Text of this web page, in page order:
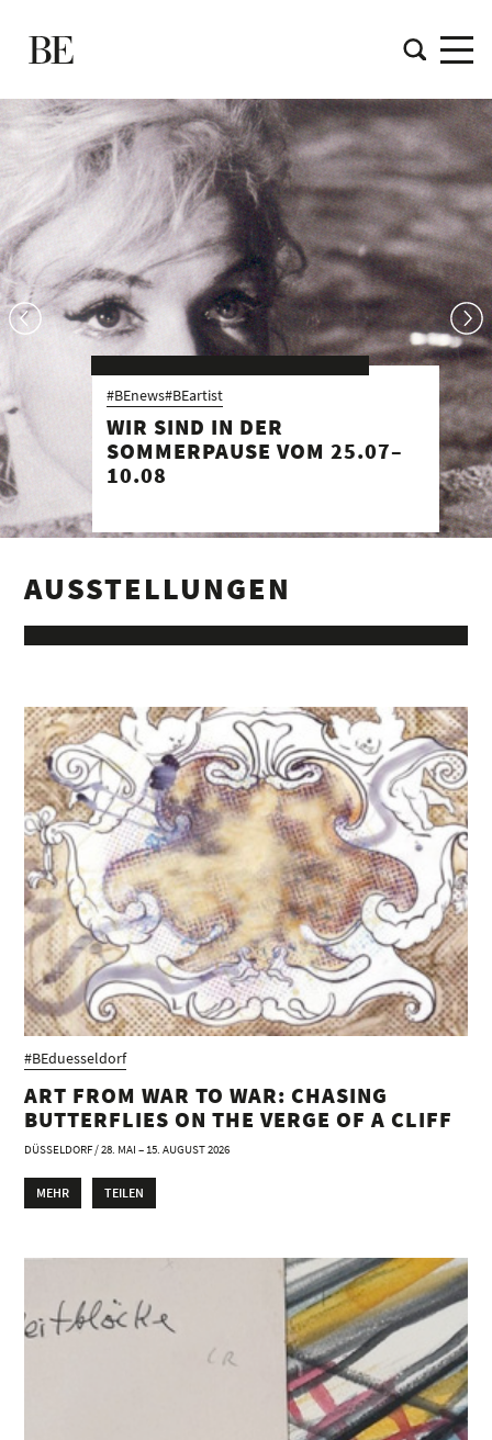
#BEduesseldorf
ART FROM WAR TO WAR:
CHASING BUTTERFLIES ON
THE VERGE OF A CLIFF
Düsseldorf
28. Mai – 15. August 2026
AUSSTELLUNGEN
#BEduesseldorf
ART FROM WAR TO WAR: CHASING
BUTTERFLIES ON THE VERGE OF A CLIFF
DÜSSELDORF / 28. MAI – 15. AUGUST 2026
MEHR TEILEN